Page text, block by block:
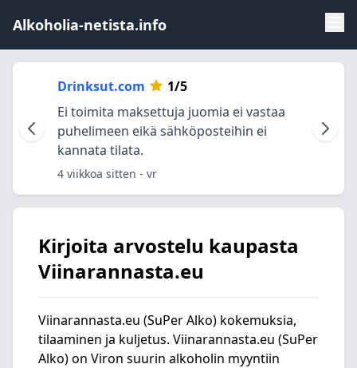
Alkoholia-netista.info
Drinksut.com
1/5
Ei toimita maksettuja juomia ei vastaa
puhelimeen eikä sähköposteihin ei
kannata tilata.
4 viikkoa sitten - vr
Kirjoita arvostelu kaupasta
Viinarannasta.eu
Viinarannasta.eu (SuPer Alko) kokemuksia,
tilaaminen ja kuljetus. Viinarannasta.eu (SuPer
Alko) on Viron suurin alkoholin myyntiin